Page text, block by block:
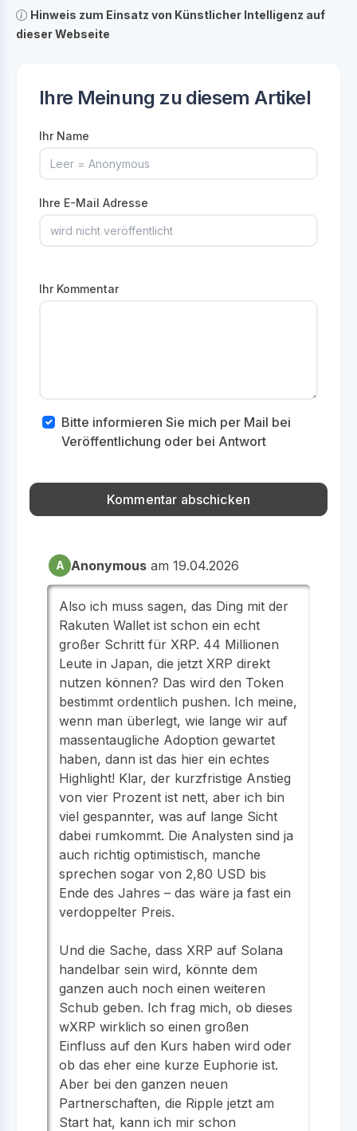
Hinweis zum Einsatz von Künstlicher Intelligenz auf
dieser Webseite
Ihre Meinung zu diesem Artikel
Ihr Name
Ihre E-Mail Adresse
Ihr Kommentar
Bitte informieren Sie mich per Mail bei
Veröffentlichung oder bei Antwort
A Anonymous am 19.04.2026
Also ich muss sagen, das Ding mit der
Rakuten Wallet ist schon ein echt
großer Schritt für XRP. 44 Millionen
Leute in Japan, die jetzt XRP direkt
nutzen können? Das wird den Token
bestimmt ordentlich pushen. Ich meine,
wenn man überlegt, wie lange wir auf
massentaugliche Adoption gewartet
haben, dann ist das hier ein echtes
Highlight! Klar, der kurzfristige Anstieg
von vier Prozent ist nett, aber ich bin
viel gespannter, was auf lange Sicht
dabei rumkommt. Die Analysten sind ja
auch richtig optimistisch, manche
sprechen sogar von 2,80 USD bis
Ende des Jahres – das wäre ja fast ein
verdoppelter Preis.
Und die Sache, dass XRP auf Solana
handelbar sein wird, könnte dem
ganzen auch noch einen weiteren
Schub geben. Ich frag mich, ob dieses
wXRP wirklich so einen großen
Einfluss auf den Kurs haben wird oder
ob das eher eine kurze Euphorie ist.
Aber bei den ganzen neuen
Partnerschaften, die Ripple jetzt am
Start hat, kann ich mir schon